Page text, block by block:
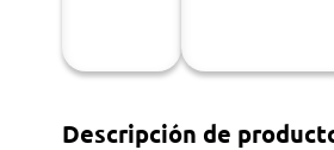
Descripción de